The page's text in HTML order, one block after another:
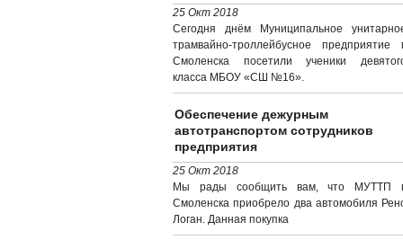
25 Окт 2018
Сегодня днём Муниципальное
трамвайно-троллейбусное предприятие
Смоленска посетили ученики
класса МБОУ «СШ №16».
Обеспечение дежурным
автотранспортом сотрудников
предприятия
25 Окт 2018
Мы рады сообщить вам, что МУТТП
Смоленска приобрело два автомобиля
Логан. Данная покупка